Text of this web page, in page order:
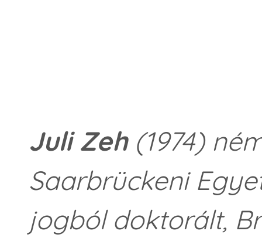
Juli Zeh(1974)
Saarbrückeni
jogból doktorált,